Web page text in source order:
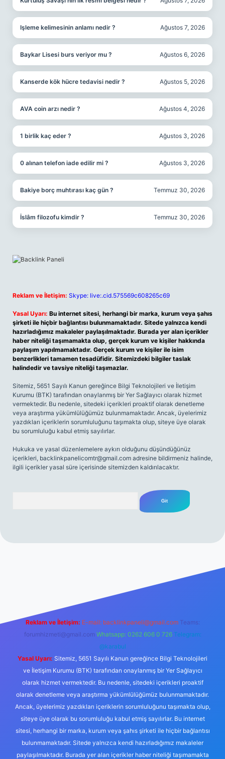
Işleme kelimesinin anlamı nedir ? Ağustos 7, 2026
Baykar Lisesi burs veriyor mu ? Ağustos 6, 2026
Kanserde kök hücre tedavisi nedir ? Ağustos 5, 2026
AVA coin arzı nedir ? Ağustos 4, 2026
1 birlik kaç eder ? Ağustos 3, 2026
0 alınan telefon iade edilir mi ? Ağustos 3, 2026
Bakiye borç muhtırası kaç gün ? Temmuz 30, 2026
İslâm filozofu kimdir ? Temmuz 30, 2026
Reklam ve İletişim: Skype: live:.cid.575569c608265c69
Yasal Uyarı: Bu internet sitesi, herhangi bir marka, kurum veya şahıs
şirketi ile hiçbir bağlantısı bulunmamaktadır. Sitede yalnızca kendi
hazırladığımız makaleler paylaşılmaktadır. Burada yer alan içerikler
haber niteliği taşımamakta olup, gerçek kurum ve kişiler hakkında
paylaşım yapılmamaktadır. Gerçek kurum ve kişiler ile isim
benzerlikleri tamamen tesadüfidir. Sitemizdeki bilgiler taslak
halindedir ve tavsiye niteliği taşımazlar.
Sitemiz, 5651 Sayılı Kanun gereğince Bilgi Teknolojileri ve İletişim
Kurumu (BTK) tarafından onaylanmış bir Yer Sağlayıcı olarak hizmet
vermektedir. Bu nedenle, sitedeki içerikleri proaktif olarak denetleme
veya araştırma yükümlülüğümüz bulunmamaktadır. Ancak, üyelerimiz
yazdıkları içeriklerin sorumluluğunu taşımakta olup, siteye üye olarak
bu sorumluluğu kabul etmiş sayılırlar.
Hukuka ve yasal düzenlemelere aykırı olduğunu düşündüğünüz
içerikleri, backlinkpanelicomtr@gmail.com adresine bildirmeniz halinde,
ilgili içerikler yasal süre içerisinde sitemizden kaldırılacaktır.
Reklam ve İletişim: E-mail: backlinkpaneli@gmail.com Teams:
forumhizmeti@gmail.com Whatsapp: 0262 606 0 726 Telegram:
@karabul
Yasal Uyarı: Sitemiz, 5651 Sayılı Kanun gereğince Bilgi Teknolojileri
ve İletişim Kurumu (BTK) tarafından onaylanmış bir Yer Sağlayıcı
olarak hizmet vermektedir. Bu nedenle, sitedeki içerikleri proaktif
olarak denetleme veya araştırma yükümlülüğümüz bulunmamaktadır.
Ancak, üyelerimiz yazdıkları içeriklerin sorumluluğunu taşımakta olup,
siteye üye olarak bu sorumluluğu kabul etmiş sayılırlar. Bu internet
sitesi, herhangi bir marka, kurum veya şahıs şirketi ile hiçbir bağlantısı
bulunmamaktadır. Sitede yalnızca kendi hazırladığımız makaleler
paylaşılmaktadır. Burada yer alan içerikler haber niteliği taşımamakta